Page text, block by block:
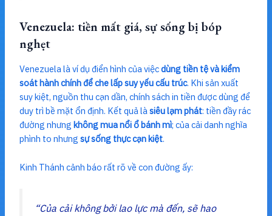
Venezuela: tiền mất giá, sự sống bị bóp
nghẹt
Venezuela là ví dụ điển hình của việcdùng tiền tệ và kiểm
soát hành chính để che lấp suy yếu cấu trúc. Khi sản xuất
suy kiệt, nguồn thu cạn dần, chính sách in tiền được dùng để
duy trì bề mặt ổn định. Kết quả làsiêu lạm phát: tiền đầy rác
đường nhưng không mua nổi ổ bánh mì; của cải danh nghĩa
phình to nhưng sự sống thực cạn kiệt.
Kinh Thánh cảnh báo rất rõ về con đường ấy:
“Của cải không bởi lao lực mà đến, sẽ hao